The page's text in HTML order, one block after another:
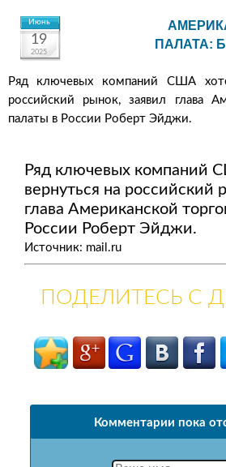
Июнь
19
2025
ПАЛАТА:
Ряд ключевых компаний США
российский рынок, заявил глава
палаты в России Роберт Эйджи.
Ряд ключевых компаний
вернуться на российский
глава Американской
России Роберт Эйджи.
Источник: mail.ru
ПОДЕЛИТЕСЬ С
Комментарии пока